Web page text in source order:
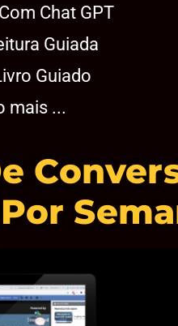
Chat GPT
Guiada
Guiado
mais ...